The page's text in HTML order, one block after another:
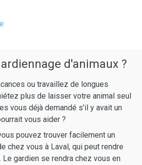
d'animaux ?
ou travaillez de longues
plus de laisser votre animal seul
vous déjà demandé s'il y avait un
vous aider ?
pouvez trouver facilement un
chez vous à Laval, qui peut rendre
gardien se rendra chez vous en